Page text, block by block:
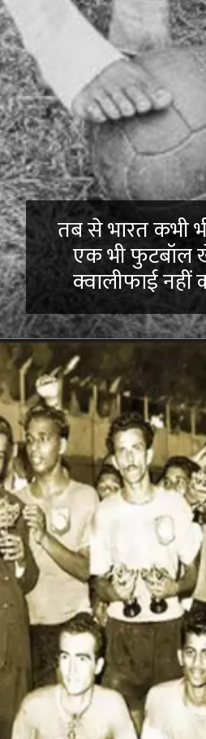
तब से भारत कभी
एक भी फुटबॉल
क्वालीफाई नहीं